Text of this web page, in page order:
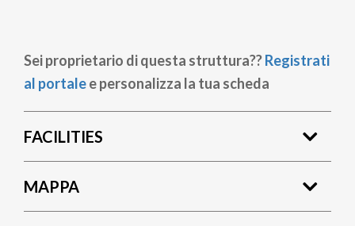
Sei proprietario di questa struttura??Registrati
al portalee personalizza la tua scheda
FACILITIES
MAPPA